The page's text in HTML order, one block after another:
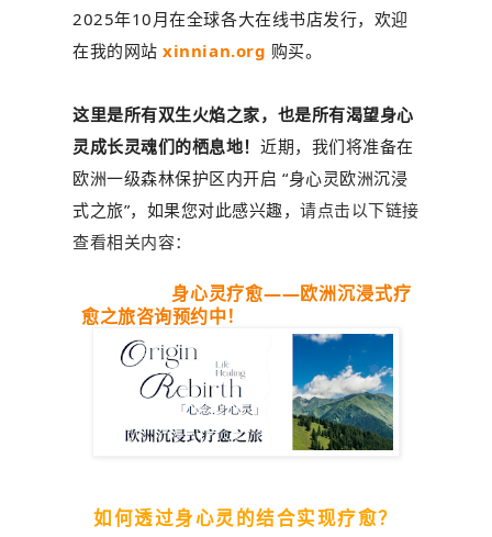
2025年10月在全球各大在线书店发行，欢迎
在我的网站xinnian.org 购买。
这里是所有双生火焰之家，也是所有渴望身心
灵成长灵魂们的栖息地！ 近期，我们将准备在
欧洲一级森林保护区内开启“身心灵欧洲沉浸
式之旅”， 如果您对此感兴趣， 请点击以下链接
查看相关内容：
身心灵疗愈——欧洲沉浸式疗
愈之旅咨询预约中！
如何透过身心灵的结合实现疗愈？